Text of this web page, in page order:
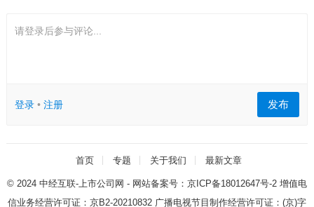
请登录后参与评论...
登录• 注册 发布
首页 专题 关于我们 最新文章
© 2024 中经互联-上市公司网 - 网站备案号： 京ICP备18012647号-2增值电
信业务经营许可证： 京B2-20210832广播电视节目制作经营许可证： (京)字